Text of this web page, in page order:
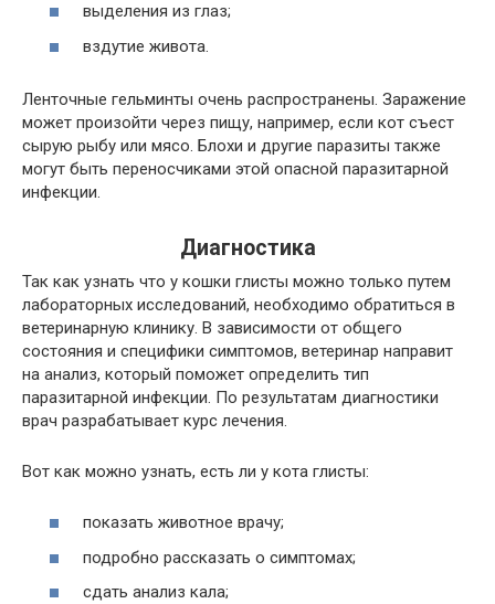
выделения из глаз;
вздутие живота.
Ленточные гельминты очень распространены. Заражение
может произойти через пищу, например, если кот съест
сырую рыбу или мясо. Блохи и другие паразиты также
могут быть переносчиками этой опасной паразитарной
инфекции.
Диагностика
Так как узнать что у кошки глисты можно только путем
лабораторных исследований, необходимо обратиться в
ветеринарную клинику. В зависимости от общего
состояния и специфики симптомов, ветеринар направит
на анализ, который поможет определить тип
паразитарной инфекции. По результатам диагностики
врач разрабатывает курс лечения.
Вот как можно узнать, есть ли у кота глисты:
показать животное врачу;
подробно рассказать о симптомах;
сдать анализ кала;